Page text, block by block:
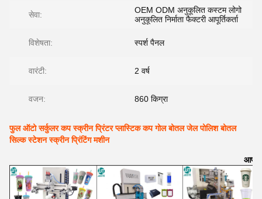
सेवा:
OEM ODM अनुकूलित कस्टम लोगो
अनुकूलित निर्माता फैक्टरी आपूर्तिकर्ता
विशेषता: स्पर्श पैनल
वारंटी: 2 वर्ष
वजन: 860 किग्रा
फुल ऑटो सर्कुलर कप स्क्रीन प्रिंटर प्लास्टिक कप गोल बोतल जेल पोलिश बोतल
सिल्क स्टेशन स्क्रीन प्रिंटिंग मशीन
आप